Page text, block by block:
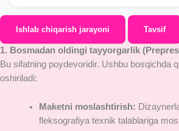
Ishlab chiqarish jarayoni Tavsif
1. Bosmadan oldingi tayyorgarlik
Bu sifatning poydevoridir. Ushbu bosqichda
oshiriladi:
Maketni moslashtirish:
fleksografiya texnik talablariga